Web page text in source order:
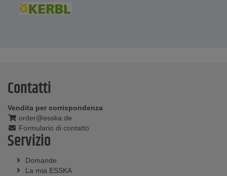
Contatti
Vendita per corrispondenza
order@esska.de
Formulario di contatto
Servizio
Domande
La mia ESSKA